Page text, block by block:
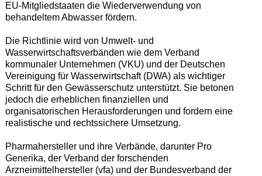
EU-Mitgliedstaaten die Wiederverwendung von
behandeltem Abwasser fördern.
Die Richtlinie wird von Umwelt- und
Wasserwirtschaftsverbänden wie dem Verband
kommunaler Unternehmen (VKU) und der Deutschen
Vereinigung für Wasserwirtschaft (DWA) als wichtiger
Schritt für den Gewässerschutz unterstützt. Sie betonen
jedoch die erheblichen finanziellen und
organisatorischen Herausforderungen und fordern eine
realistische und rechtssichere Umsetzung.
Pharmahersteller und ihre Verbände, darunter Pro
Generika, der Verband der forschenden
Arzneimittelhersteller (vfa) und der Bundesverband der